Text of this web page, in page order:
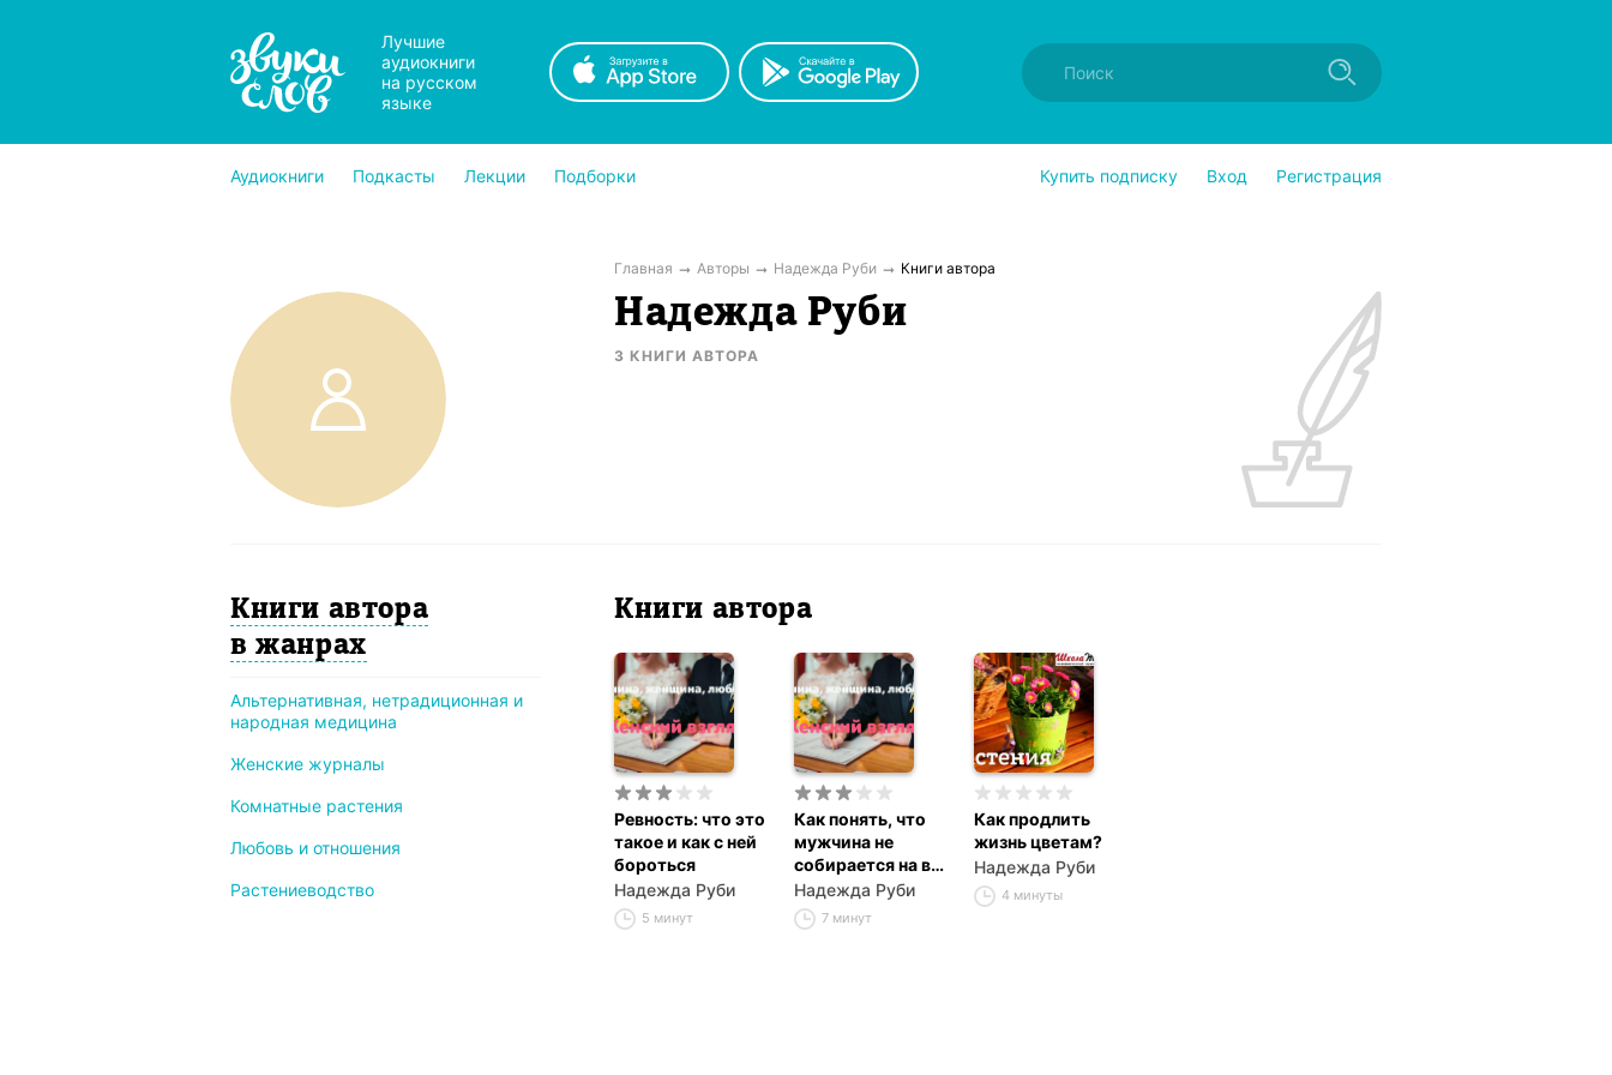
Лучшие
аудиокниги
на русском
языке
Аудиокниги Подкасты Лекции Подборки Купить подписку Вход Регистрация
Главная Авторы Надежда Руби Книги автора
Надежда Руби
3 КНИГИ АВТОРА
Книги автора
в жанрах
Альтернативная, нетрадиционная и
народная медицина
Женские журналы
Комнатные растения
Любовь и отношения
Растениеводство
Книги автора
Ревность: что это
такое и как с ней
бороться
Надежда Руби
5 минут
Как понять, что
мужчина не
собирается на вас
жениться?
Надежда Руби
7 минут
Как продлить
жизнь цветам?
Надежда Руби
4 минуты